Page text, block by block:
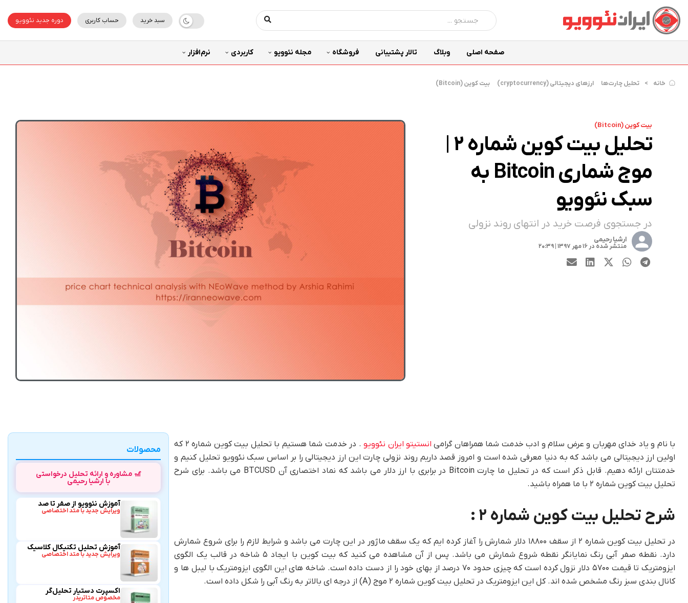
سبد خرید حساب کاربری دوره جدید نئوویو
صفحه اصلی وبلاگ تالار پشتیبانی فروشگاه مجله نئوویو کاربردی نرم‌افزار
خانه تحلیل چارت‌ها ارزهای دیجیتالی (cryptocurrency) بیت کوین (Bitcoin)
بیت کوین (Bitcoin)
موج شماری Bitcoin به
سبک نئوویو
در جستجوی فرصت خرید در انتهای روند نزولی
ارشیا رحیمی
منتشر شده در ۱۶ مهر ۱۳۹۷ | ۲۰:۳۹
با نام و یاد خدای مهربان و عرض سلام و ادب خدمت شما همراهان گرامی انستیتو ایران نئوویو
. در خدمت شما هستیم با تحلیل بیت کوین شماره ۲ که
اولین ارز دیجیتالی می باشد که به دنیا معرفی شده است و امروز قصد داریم روند نزولی چارت این ارز دیجیتالی را بر اساس سبک نئوویو تحلیل کنیم و
خدمتتان ارائه دهیم. قابل ذکر است که در تحلیل ما چارت Bitcoin در برابری با ارز دلار می باشد که نماد اختصاری آن BTCUSD می باشد. برای شرح
تحلیل بیت کوین شماره ۲ با ما همراه باشید.
شرح تحلیل بیت کوین شماره ۲ :
در تحلیل بیت کوین شماره ۲ از سقف ۱۸۸۰۰ دلار شمارش را آغاز کرده ایم که یک سقف ماژور در این چارت می باشد و شرایط لازم را برای شروع شمارش
دارد. نقطه صفر آبی رنگ نمایانگر نقطه شروع شمارش می باشد. پس از آن مشاهده می کنید که بیت کوین با ایجاد ۵ شاخه در قالب یک الگوی
ایزومتریک تا قیمت ۵۷۰۰ دلار نزول کرده است که چیزی حدود ۷۰ درصد از بهای خود را از دست داده است. شاخه های این الگوی ایزومتریک با لیبل ها و
کانال بندی سبز رنگ مشخص شده اند. کل این ایزومتریک در تحلیل بیت کوین شماره ۲ موج (A) از درجه ای بالاتر به رنگ آبی را شکل داده است.
محصولات
🎢 مشاوره و ارائه تحلیل درخواستی
با ارشیا رحیمی
آموزش نئوویو از صفر تا صد
ویرایش جدید با متد اختصاصی
آموزش تحلیل تکنیکال کلاسیک
ویرایش جدید با متد اختصاصی
اکسپرت دستیار تحلیل‌گر
مخصوص متاتریدر